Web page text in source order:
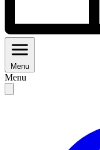
Menu
Menu